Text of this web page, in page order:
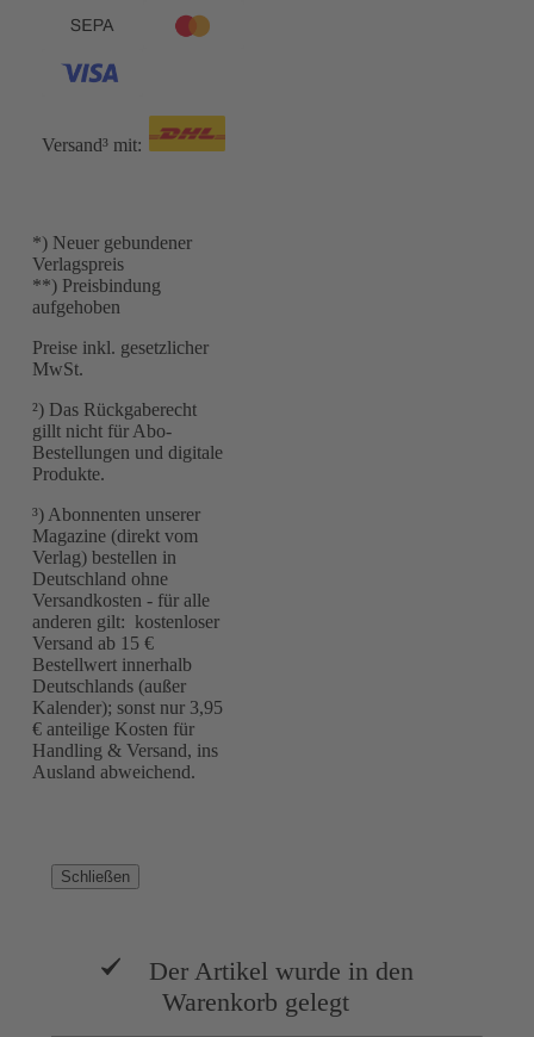
Versand³ mit:
*) Neuer gebundener
Verlagspreis
**) Preisbindung
aufgehoben
Preise inkl. gesetzlicher
MwSt.
²) Das Rückgaberecht
gillt nicht für Abo-
Bestellungen und digitale
Produkte.
³) Abonnenten unserer
Magazine (direkt vom
Verlag) bestellen in
Deutschland ohne
Versandkosten - für alle
anderen gilt: kostenloser
Versand ab 15 €
Bestellwert innerhalb
Deutschlands (außer
Kalender); sonst nur 3,95
€ anteilige Kosten für
Handling & Versand, ins
Ausland abweichend.
Schließen
Der Artikel wurde in den
Warenkorb gelegt